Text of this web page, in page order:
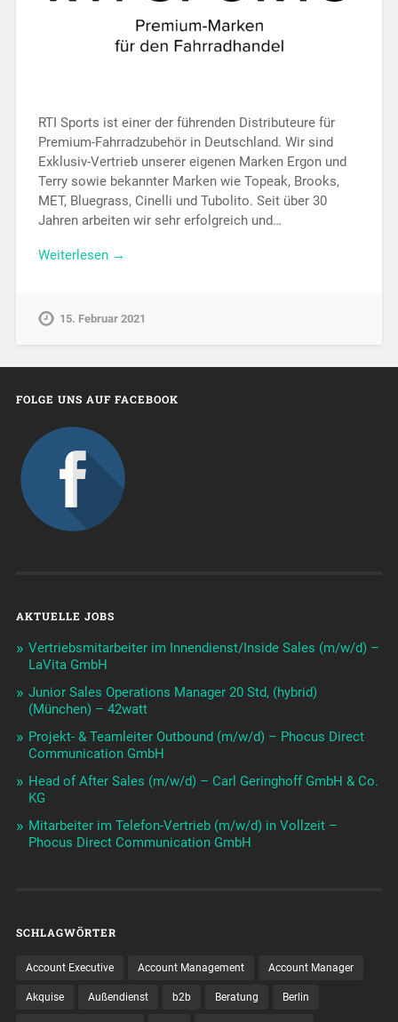
RTI Sports ist einer der führenden Distributeure für
Premium-Fahrradzubehör in Deutschland. Wir sind
Exklusiv-Vertrieb unserer eigenen Marken Ergon und
Terry sowie bekannter Marken wie Topeak, Brooks,
MET, Bluegrass, Cinelli und Tubolito. Seit über 30
Jahren arbeiten wir sehr erfolgreich und…
Weiterlesen →
15. Februar 2021
FOLGE UNS AUF FACEBOOK
AKTUELLE JOBS
Vertriebsmitarbeiter im Innendienst/Inside Sales (m/w/d) –
LaVita GmbH
Junior Sales Operations Manager 20 Std, (hybrid)
(München) – 42watt
Projekt- & Teamleiter Outbound (m/w/d) – Phocus Direct
Communication GmbH
Head of After Sales (m/w/d) – Carl Geringhoff GmbH & Co.
KG
Mitarbeiter im Telefon-Vertrieb (m/w/d) in Vollzeit –
Phocus Direct Communication GmbH
SCHLAGWÖRTER
Account Executive Account Management Account Manager
Akquise Außendienst b2b Beratung Berlin